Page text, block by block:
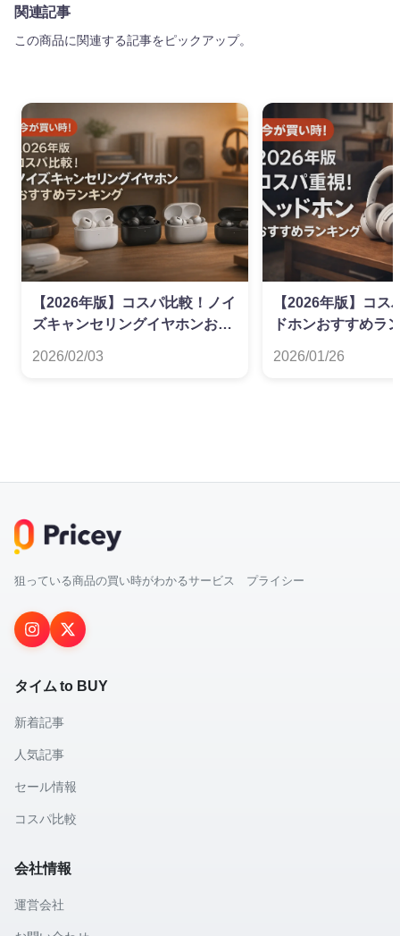
関連記事
この商品に関連する記事をピックアップ。
【2026年版】コスパ比較！ノイ
ズキャンセリングイヤホンおす
2026/02/03
【2026年版】コス
ドホンおすすめラ
2026/01/26
狙っている商品の買い時がわかるサービス プライシー
タイム to BUY
新着記事
人気記事
セール情報
コスパ比較
会社情報
運営会社